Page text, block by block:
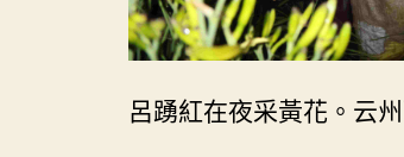
呂踴紅在夜采黃花。云